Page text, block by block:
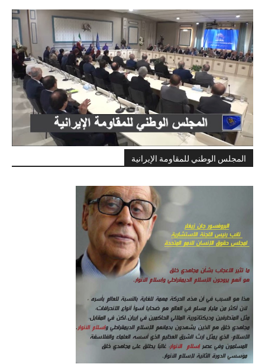
المجلس الوطني للمقاومة الإيرانية